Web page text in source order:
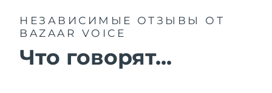
НЕЗАВИСИМЫЕ ОТЗЫВЫ
ОТ
BAZAAR VOICE
Что говорят...